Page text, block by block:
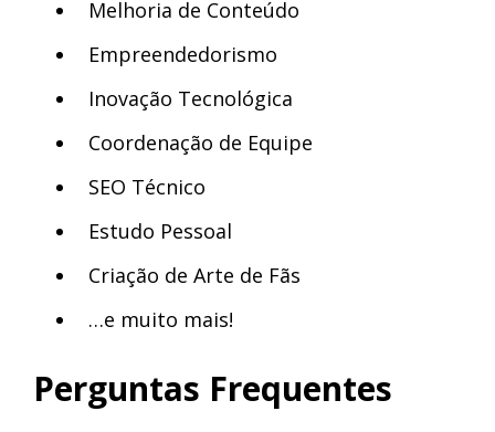
Melhoria de Conteúdo
Empreendedorismo
Inovação Tecnológica
Coordenação de Equipe
SEO Técnico
Estudo Pessoal
Criação de Arte de Fãs
…e muito mais!
Perguntas Frequentes